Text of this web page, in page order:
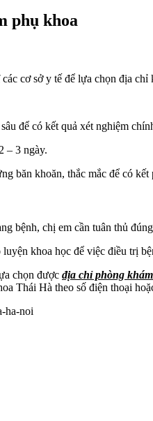
phụ khoa
cơ sở y tế để lựa chọn địa chỉ
để có kết quả xét nghiệm
– 3 ngày.
băn khoăn, thắc mắc để có
bệnh, chị em cần tuân thủ
khoa học để việc điều trị
chọn được địa chỉ phòng
Thái Hà theo số điện thoại
ha-noi